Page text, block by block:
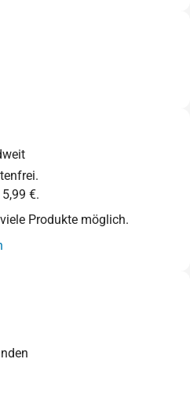
€.
Produkte möglich.